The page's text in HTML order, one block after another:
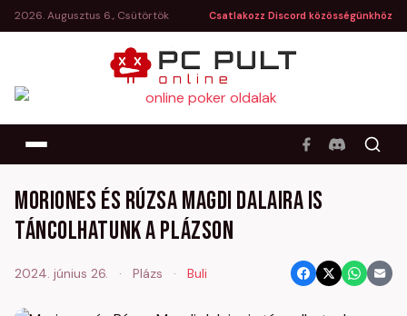
2026. Augusztus 6., Csütörtök Csatlakozz Discord közösségünkhöz
Moriones és Rúzsa Magdi dalaira is
táncolhatunk a Plázson
2024. június 26. · Plázs · Buli